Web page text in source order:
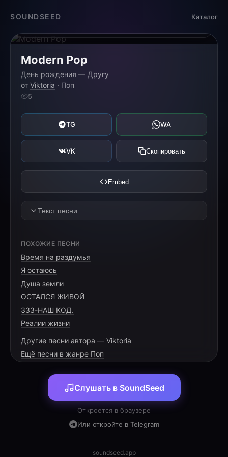
SOUNDSEED Каталог
Modern Pop
День рождения — Другу
от Viktoria · Поп
5
TG WA
VK Скопировать
Embed
Текст песни
(Куплет 1)
Со второго класса — помнишь, как всё
начиналось?
осталось.
Прошли сквозь грозы и ветра, сквозь слёзы
и улыбки,
Держали друг друга крепко, не выпуская из
Пусть кто‑то скажет: время стирает детали,
ПОХОЖИЕ ПЕСНИ
Время на раздумья
Я остаюсь
Душа земли
ОСТАЛСЯ ЖИВОЙ
333-НАШ КОД.
Реалии жизни
Другие песни автора — Viktoria
Ещё песни в жанре Поп
Слушать в SoundSeed
Откроется в браузере
Или откройте в Telegram
soundseed.app